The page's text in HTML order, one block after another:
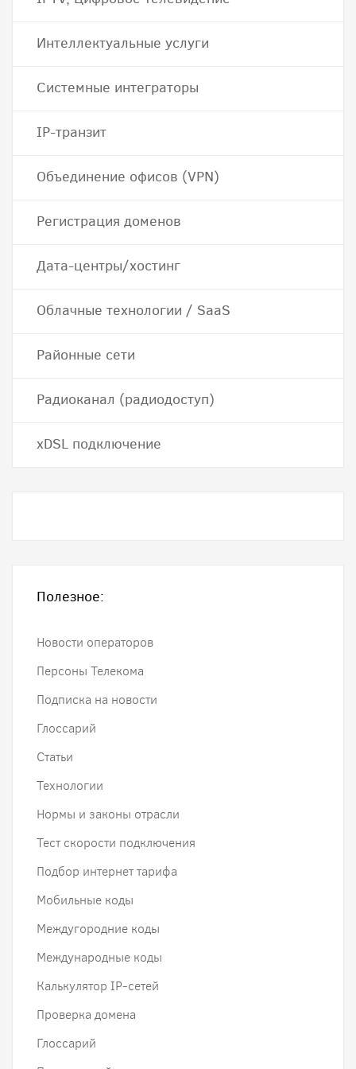
Интеллектуальные услуги
Системные интеграторы
IP-транзит
Объединение офисов (VPN)
Регистрация доменов
Дата-центры/хостинг
Облачные технологии / SaaS
Районные сети
Радиоканал (радиодоступ)
хDSL подключение
Полезное:
Новости операторов
Персоны Телекома
Подписка на новости
Глоссарий
Статьи
Технологии
Нормы и законы отрасли
Тест скорости подключения
Подбор интернет тарифа
Мобильные коды
Междугородние коды
Международные коды
Калькулятор IP-сетей
Проверка домена
Глоссарий